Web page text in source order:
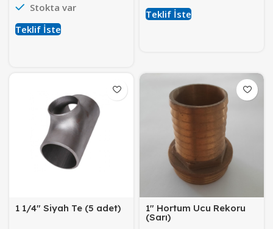
Stokta var
Teklif İste
Teklif İste
1 1/4″ Siyah Te (5 adet) 1″ Hortum Ucu Rekoru
(Sarı)